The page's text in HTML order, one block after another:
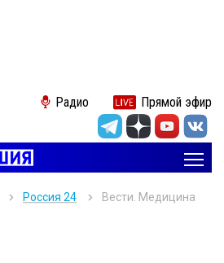
Радио Прямой эфир
Россия 24 Вести. Медицина